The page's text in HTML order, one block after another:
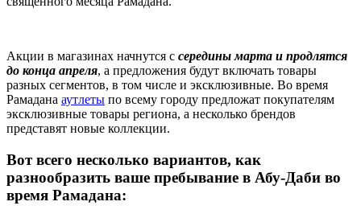
Акции в магазинах начнутся с середины марта и продлятся
до конца апреля, а предложения будут включать товары
разных сегментов, в том числе и эксклюзивные. Во время
Рамадана аутлеты по всему городу предложат покупателям
эксклюзивные товары региона, а несколько брендов
представят новые коллекции.
Вот всего несколько вариантов, как
разнообразить ваше пребывание в Абу-Даби во
время Рамадана: